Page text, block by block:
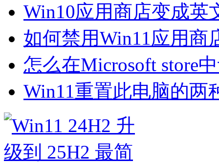
Win10应用商店变成英
如何禁用Win11应用商
怎么在Microsoft store
Win11重置此电脑的两